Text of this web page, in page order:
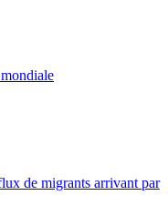
de migrants arrivant par